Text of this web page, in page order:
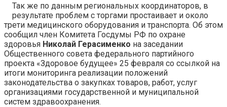
Так же по данным региональных координаторов, в
результате проблем с торгами простаивает и около
трети медицинского оборудования и транспорта. Об этом
сообщил член Комитета Госдумы РФ по охране
здоровья Николай Герасименко на заседании
Общественного совета федерального партийного
проекта «Здоровое будущее» 25 февраля со ссылкой на
итоги мониторинга реализации положений
законодательства о закупках товаров, работ, услуг
организациями государственной и муниципальной
систем здравоохранения.